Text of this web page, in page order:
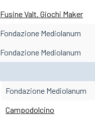
Fusine Valt. Giochi Maker
Fondazione Mediolanum
Fondazione Mediolanum
Fondazione Mediolanum
Campodolcino